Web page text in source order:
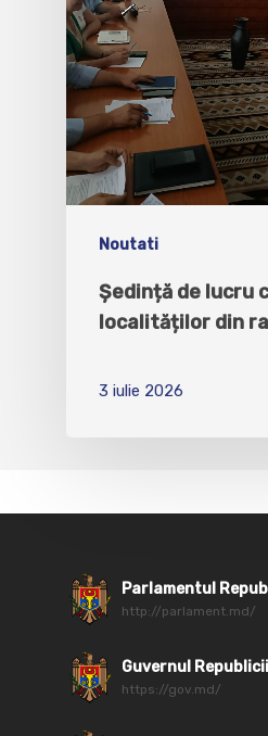
Noutati
Ședință de lucru
localităților din
3 iulie 2026
Parlamentul
http://parlament.md/
Guvernul
https://gov.md/